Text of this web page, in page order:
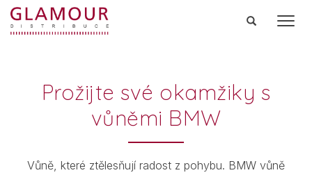
Prožijte své okamžiky s
vůněmi BMW
Vůně, které ztělesňují radost z pohybu. BMW vůně